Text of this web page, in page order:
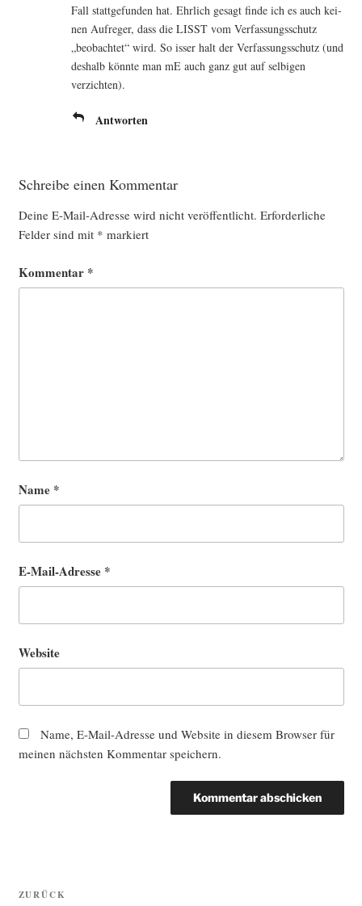
Fall statt­ge­fun­den hat. Ehr­lich gesagt fin­de ich es auch kei­
nen Auf­re­ger, dass die LISST vom Ver­fas­sungs­schutz
„beob­ach­tet“ wird. So isser halt der Ver­fas­sungs­schutz (und
des­halb könn­te man mE auch ganz gut auf sel­bi­gen
verzichten).
Antworten
Schreibe einen Kommentar
Deine E-Mail-Adresse wird nicht veröffentlicht. Erforderliche
Felder sind mit * markiert
Kommentar *
Name *
E-Mail-Adresse *
Website
Name, E-Mail-Adresse und Website in diesem Browser für
meinen nächsten Kommentar speichern.
Beitragsnavigation
Vorheriger
ZURÜCK